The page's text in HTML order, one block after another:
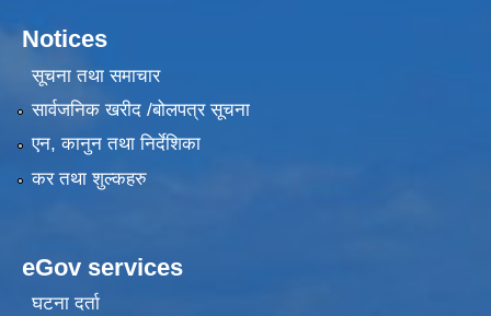
Notices
सूचना तथा समाचार
सार्वजनिक खरीद /बोलपत्र सूचना
एन, कानुन तथा निर्देशिका
कर तथा शुल्कहरु
eGov services
घटना दर्ता